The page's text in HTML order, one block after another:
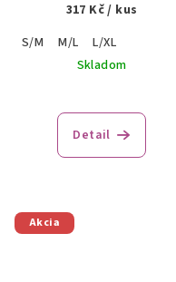
317 Kč/ kus
S/M
M/L
L/XL
Skladom
Detail
Akcia